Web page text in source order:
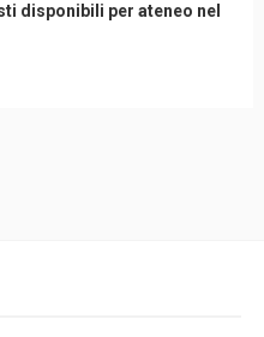
disponibili per ateneo nel